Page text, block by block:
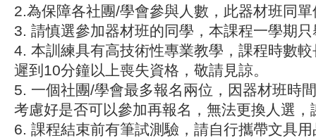
2.為保障各社團/學會參與人數，此器材班同
3. 請慎選參加器材班的同學，本課程一學期
4. 本訓練具有高技術性專業教學，課程時數
遲到10分鐘以上喪失資格，敬請見諒。
5. 一個社團/學會最多報名兩位，因器材班時
考慮好是否可以參加再報名，無法更換人選，
6. 課程結束前有筆試測驗，請自行攜帶文具用